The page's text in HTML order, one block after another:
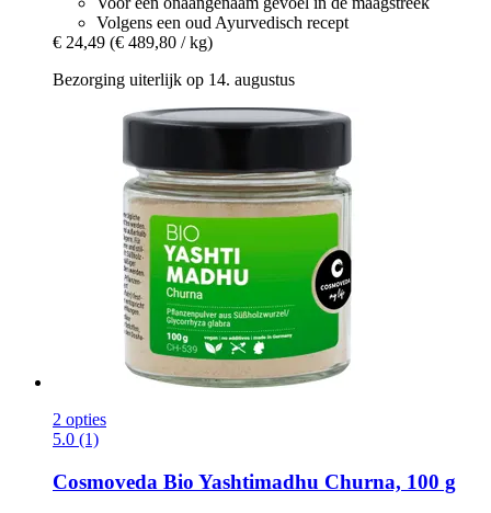
Volgens een oud Ayurvedisch recept
€ 24,49 (€ 489,80 / kg)
Bezorging uiterlijk op 14. augustus
2 opties
5.0 (1)
Cosmoveda Bio Yashtimadhu Churna, 100 g